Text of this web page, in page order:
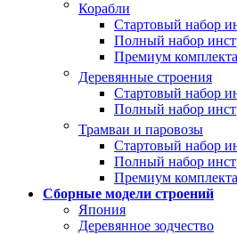
Корабли
Стартовый набор
Полный набор
Премиум
Деревянные строения
Стартовый набор
Полный набор
Трамваи и паровозы
Стартовый набор
Полный набор
Премиум
Сборные модели строений
Япония
Деревянное зодчество